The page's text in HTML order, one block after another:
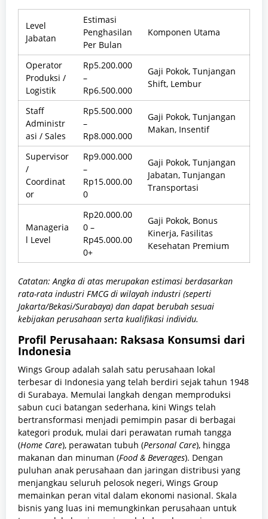
Level
Jabatan
Estimasi
Penghasilan
Per Bulan
Komponen Utama
Operator
Produksi /
Logistik
Rp5.200.000
–
Rp6.500.000
Gaji Pokok, Tunjangan
Shift, Lembur
Staff
Administr
asi / Sales
Rp5.500.000
–
Rp8.000.000
Gaji Pokok, Tunjangan
Makan, Insentif
Supervisor
/
Coordinat
or
Rp9.000.000
–
Rp15.000.00
0
Gaji Pokok, Tunjangan
Jabatan, Tunjangan
Transportasi
Manageria
l Level
Rp20.000.00
0 –
Rp45.000.00
0+
Gaji Pokok, Bonus
Kinerja, Fasilitas
Kesehatan Premium
Catatan: Angka di atas merupakan estimasi berdasarkan
rata-rata industri FMCG di wilayah industri (seperti
Jakarta/Bekasi/Surabaya) dan dapat berubah sesuai
kebijakan perusahaan serta kualifikasi individu.
Profil Perusahaan: Raksasa Konsumsi dari
Indonesia
Wings Group adalah salah satu perusahaan lokal
terbesar di Indonesia yang telah berdiri sejak tahun 1948
di Surabaya. Memulai langkah dengan memproduksi
sabun cuci batangan sederhana, kini Wings telah
bertransformasi menjadi pemimpin pasar di berbagai
kategori produk, mulai dari perawatan rumah tangga
(Home Care), perawatan tubuh (Personal Care), hingga
makanan dan minuman (Food & Beverages). Dengan
puluhan anak perusahaan dan jaringan distribusi yang
menjangkau seluruh pelosok negeri, Wings Group
memainkan peran vital dalam ekonomi nasional. Skala
bisnis yang luas ini memungkinkan perusahaan untuk